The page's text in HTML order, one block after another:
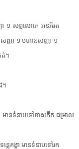
១​ ​សព្វ​លោ​កេ​ ​អន​ភិ​រត​
សញ្ញា​ ​១​ ​បហា​ន​សញ្ញា​ ​១​
។​
។​
មាន​ទំនាប​ទៅ​ខាងកើត​ ​ជម្រាល​
េ​គង្គា​ ​មាន​ទំនាប​ទៅ​រក​